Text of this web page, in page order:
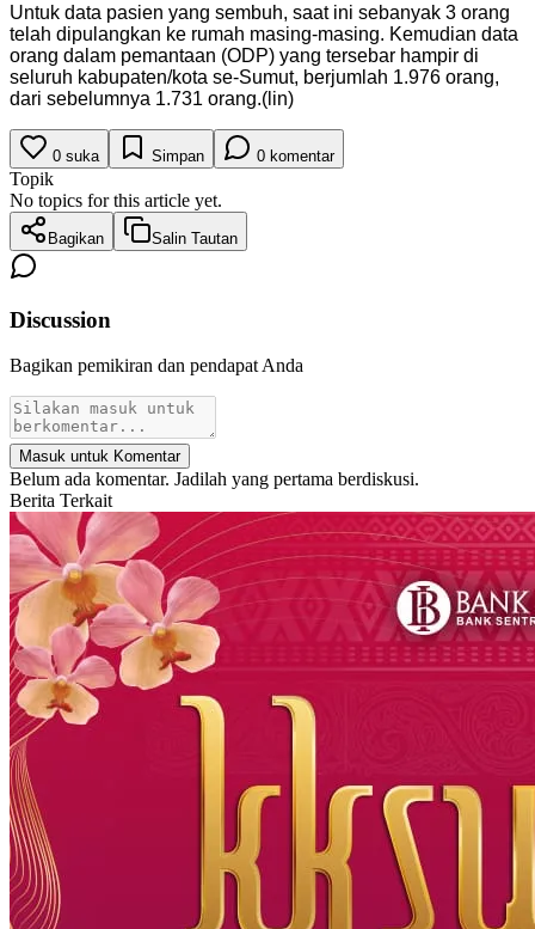
Untuk data pasien yang sembuh, saat ini sebanyak 3 orang
telah dipulangkan ke rumah masing-masing. Kemudian data
orang dalam pemantaan (ODP) yang tersebar hampir di
seluruh kabupaten/kota se-Sumut, berjumlah 1.976 orang,
dari sebelumnya 1.731 orang.(lin)
0 suka Simpan 0 komentar
Topik
No topics for this article yet.
Bagikan Salin Tautan
Discussion
Bagikan pemikiran dan pendapat Anda
Masuk untuk Komentar
Belum ada komentar. Jadilah yang pertama berdiskusi.
Berita Terkait